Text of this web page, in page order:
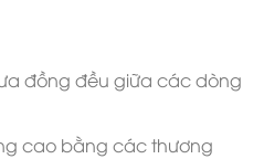
đồng đều giữa các dòng
cao bằng các thương